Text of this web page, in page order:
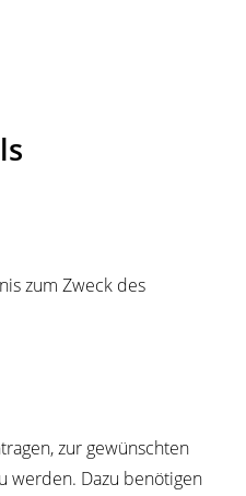
zum Zweck des
zur gewünschten
werden. Dazu benötigen